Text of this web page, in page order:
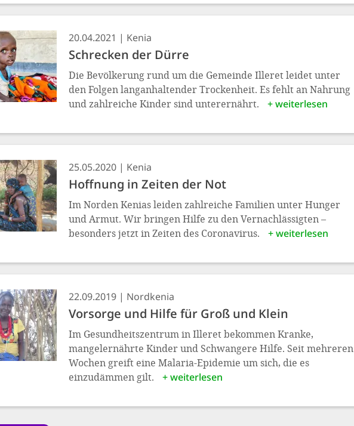
20.04.2021 Kenia
Schrecken der Dürre
Die Bevölkerung rund um die Gemeinde Illeret leidet unter
den Folgen langanhaltender Trockenheit. Es fehlt an Nahrung
und zahlreiche Kinder sind unterernährt.
+ weiterlesen
25.05.2020 Kenia
Hoffnung in Zeiten der Not
Im Norden Kenias leiden zahlreiche Familien unter Hunger
und Armut. Wir bringen Hilfe zu den Vernachlässigten –
besonders jetzt in Zeiten des Coronavirus.
+ weiterlesen
22.09.2019 Nordkenia
Vorsorge und Hilfe für Groß und Klein
Im Gesundheitszentrum in Illeret bekommen Kranke,
mangelernährte Kinder und Schwangere Hilfe. Seit mehreren
Wochen greift eine Malaria-Epidemie um sich, die es
einzudämmen gilt.
+ weiterlesen